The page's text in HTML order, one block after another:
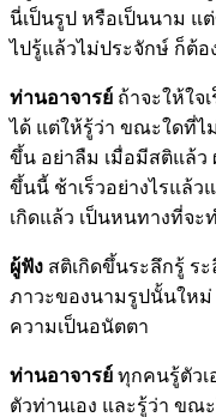
นี่เป็นรูป หรือเป็นนาม แ
ไปรู้แล้วไม่ประจักษ์ ก็ต้อ
ท่านอาจารย์ ถ้าจะให้ใจ
ได้ แต่ให้รู้ว่า ขณะใดที่ไ
ขึ้น อย่าลืม เมื่อมีสติแล้ว
ขึ้นนี้ ช้าเร็วอย่างไรแล้
เกิดแล้ว เป็นหนทางที่จ
ผู้ฟัง สติเกิดขึ้นระลึกรู้ ร
ภาวะของนามรูปนั้นใหม่
ความเป็นอนัตตา
ท่านอาจารย์ ทุกคนรู้ตัวเ
ตัวท่านเอง และรู้ว่า ข